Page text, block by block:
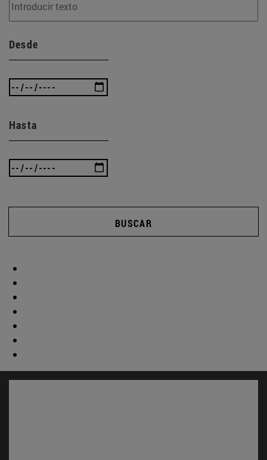
Desde
Hasta
BUSCAR